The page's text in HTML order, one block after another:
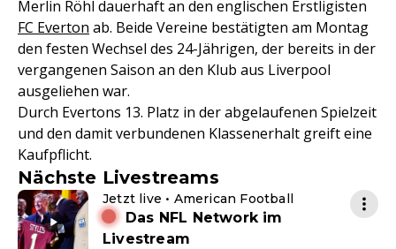
Merlin Röhl dauerhaft an den englischen Erstligisten
FC Everton ab. Beide Vereine bestätigten am Montag
den festen Wechsel des 24-Jährigen, der bereits in der
vergangenen Saison an den Klub aus Liverpool
ausgeliehen war.
Durch Evertons 13. Platz in der abgelaufenen Spielzeit
und den damit verbundenen Klassenerhalt greift eine
Kaufpflicht.
Nächste Livestreams
Jetzt live • American Football
Das NFL Network im
Livestream